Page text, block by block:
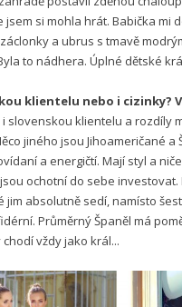
jsem si mohla hrát. Babička mi
a ubrus s tmavě
to nádhera. Úplné dětské
klientelu nebo i cizinky?
slovenskou klientelu a rozdíly
jiného jsou Jihoameričané a
a energičtí. Mají styl a
ochotní do sebe
jim absolutně sedí, namísto
Průměrný Španěl má
vždy jako král...